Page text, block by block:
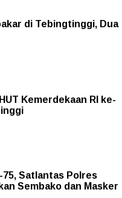
di Tebingtinggi, Dua
Kemerdekaan RI ke-
75, Satlantas Polres
Sembako dan Masker